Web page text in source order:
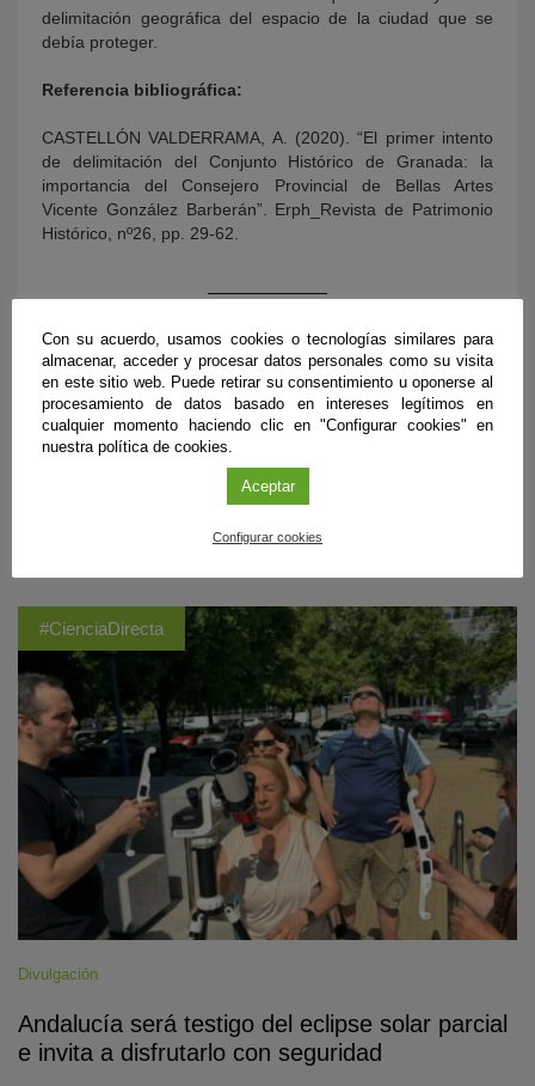
delimitación geográfica del espacio de la ciudad que se
debía proteger.
Referencia bibliográfica:
CASTELLÓN VALDERRAMA, A. (2020). “El primer intento
de delimitación del Conjunto Histórico de Granada: la
importancia del Consejero Provincial de Bellas Artes
Vicente González Barberán”. Erph_Revista de Patrimonio
Histórico, nº26, pp. 29-62.
ÚLTIMAS PUBLICACIONES
#CienciaDirecta
Divulgación
Andalucía será testigo del eclipse solar parcial
e invita a disfrutarlo con seguridad
Con su acuerdo, usamos cookies o tecnologías similares para
almacenar, acceder y procesar datos personales como su visita
en este sitio web. Puede retirar su consentimiento u oponerse al
procesamiento de datos basado en intereses legítimos en
cualquier momento haciendo clic en "Configurar cookies" en
nuestra política de cookies.
Aceptar
Configurar cookies